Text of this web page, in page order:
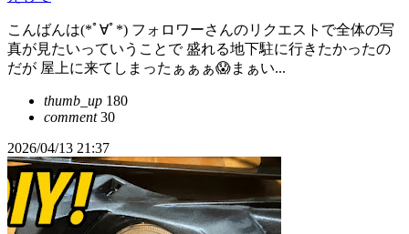
こんばんは(*ﾟ∀ﾟ*) フォロワーさんのリクエストで全体の写
真が見たいっていうことで 盛れる地下駐に行きたかったの
だが 屋上に来てしまったぁぁぁ😱まぁい...
thumb_up 180
comment30
2026/04/13 21:37